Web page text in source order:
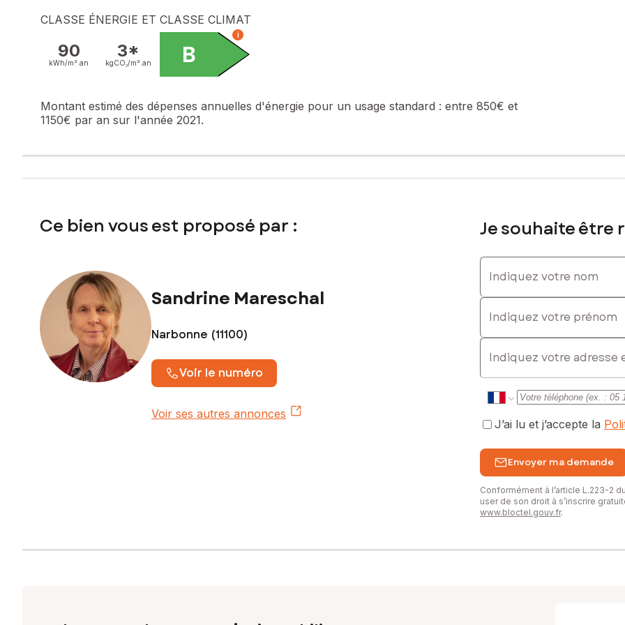
Les informations sur les risques auxquels ce bien est exposé sont disponibles sur le site Géorisques : www.georisques.gouv.fr
Honoraires charge vendeur
CLASSE ÉNERGIE ET CLASSE CLIMAT
90
kWh/m². an
3*
kgCO₂/m². an B
i
Montant estimé des dépenses annuelles d'énergie pour un usage standard : entre 850€ et
1150€ par an sur l'année 2021.
Ce bien vous est proposé par :
Sandrine Mareschal
Narbonne (11100)
Voir le numéro
Voir ses autres annonces
Je souhaite être
Indiquez votre nom
Indiquez votre prénom
E-mail
J’ai lu et j’accepte la
Envoyer ma demande
Conformément à l’article L.223-2
user de son droit à s’inscrire
www.bloctel.gouv.fr.